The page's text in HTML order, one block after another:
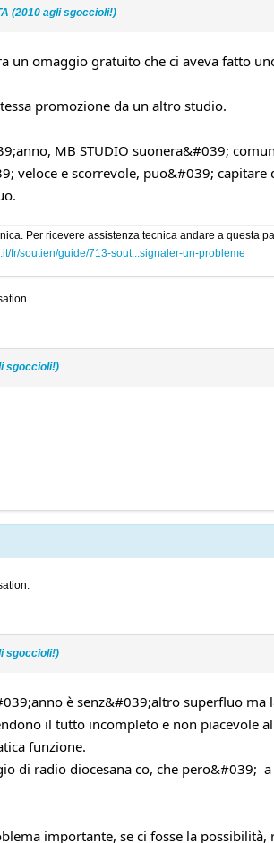
(2010 agli sgoccioli!)
un omaggio gratuito che ci aveva fatto
promozione da un altro studio.
MB STUDIO suonera&#039;
veloce e scorrevole, puo&#039;
Per ricevere assistenza tecnica andare a questa
fr/soutien/guide/713-sout...signaler-un-probleme
sgoccioli!)
sgoccioli!)
è senz&#039;altro superfluo
il tutto incompleto e non piacevole
funzione.
di radio diocesana co, che pero&#039;
importante, se ci fosse la